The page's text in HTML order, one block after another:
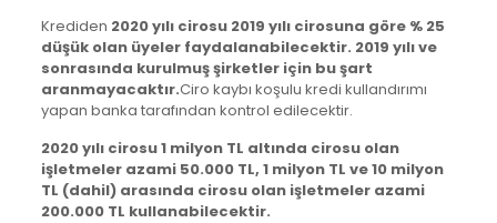
Krediden 2020 yılı cirosu 2019 yılı cirosuna göre % 25
düşük olan üyeler faydalanabilecektir. 2019 yılı ve
sonrasında kurulmuş şirketler için bu şart
aranmayacaktır.Ciro kaybı koşulu kredi kullandırımı
yapan banka tarafından kontrol edilecektir.
2020 yılı cirosu 1 milyon TL altında cirosu olan
işletmeler azami 50.000 TL, 1 milyon TL ve 10 milyon
TL (dahil) arasında cirosu olan işletmeler azami
200.000 TL kullanabilecektir.